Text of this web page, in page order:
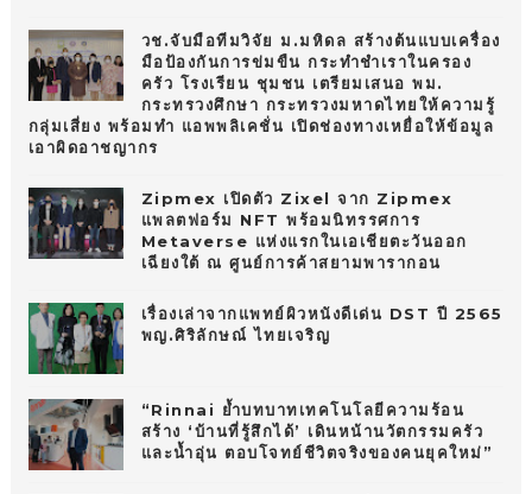
วช.จับมือทีมวิจัย ม.มหิดล สร้างต้นแบบเครื่อง
มือป้องกันการข่มขืน กระทำชำเราในครอง
ครัว โรงเรียน ชุมชน เตรียมเสนอ พม.
กระทรวงศึกษา กระทรวงมหาดไทยให้ความรู้
กลุ่มเสี่ยง พร้อมทำ แอพพลิเคชั่น เปิดช่องทางเหยื่อให้ข้อมูล
เอาผิดอาชญากร
Zipmex เปิดตัว Zixel จาก Zipmex
แพลตฟอร์ม NFT พร้อมนิทรรศการ
Metaverse แห่งแรกในเอเชียตะวันออก
เฉียงใต้ ณ ศูนย์การค้าสยามพารากอน
เรื่องเล่าจากแพทย์ผิวหนังดีเด่น DST ปี 2565
พญ.ศิริลักษณ์ ไทยเจริญ
“Rinnai ย้ำบทบาทเทคโนโลยีความร้อน
สร้าง ‘บ้านที่รู้สึกได้’ เดินหน้านวัตกรรมครัว
และน้ำอุ่น ตอบโจทย์ชีวิตจริงของคนยุคใหม่”